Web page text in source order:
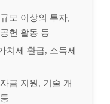
모 이상의 투자,
헌 활동 등
치세 환급, 소득세
금 지원, 기술 개